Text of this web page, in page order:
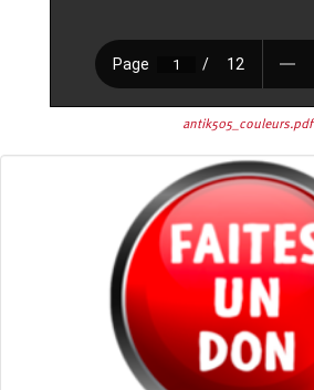
antik505_couleurs.pdf